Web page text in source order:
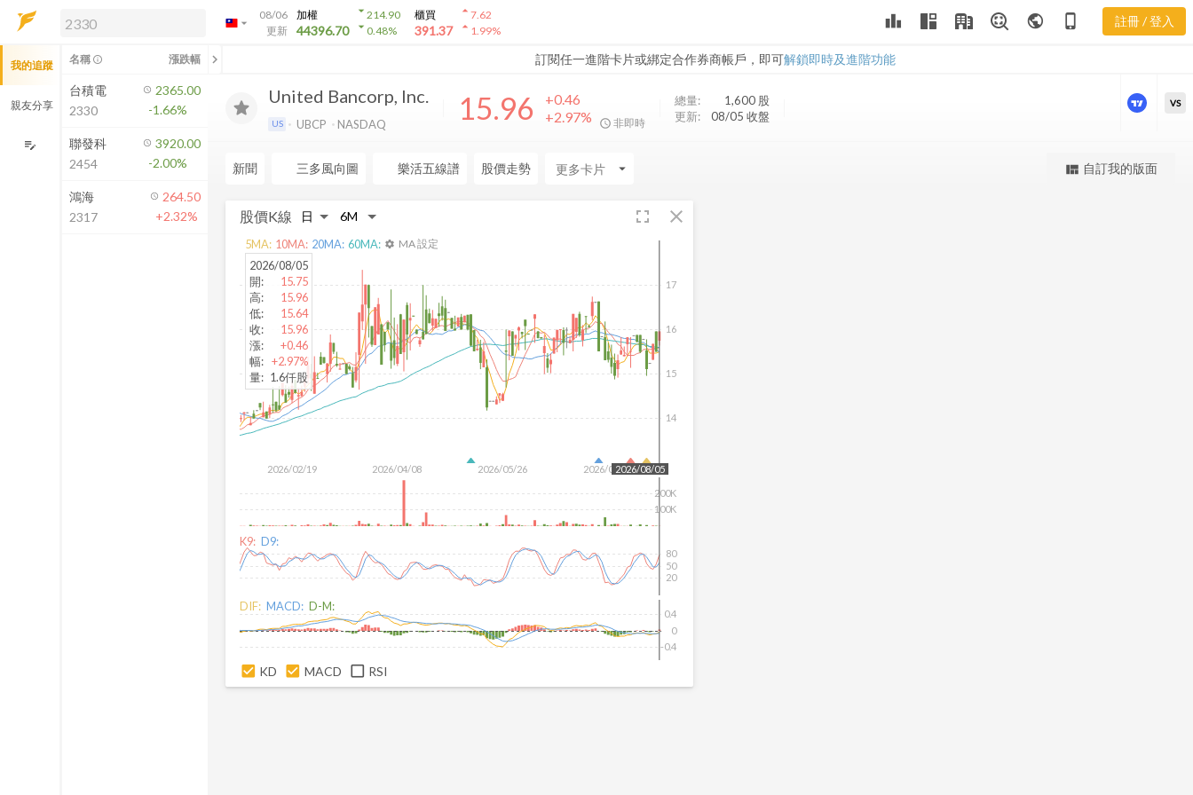
arrow_drop_down
08/06
更新
加權
44396.70
arrow_drop_down214.90
arrow_drop_down0.48%
櫃買
391.37
arrow_drop_up7.62
arrow_drop_up1.99% leaderboard public phone_iphone 註冊 / 登入
訂閱任一進階卡片或綁定合作券商帳戶，即可解鎖即時及進階功能
解鎖即時行情及進階功能
方案」，即可解鎖以下功能：
即時行情
即時市況與排行
成交金額熱力圖
前往方案訂閱
如何綁定合作券商
線
United Bancorp, Inc.
US UBCP NASDAQ 15.96
+0.46
+2.97%
非即時
總量: 1,600 股
更新:
08/05 收盤
更強大的進階價量圖表
VS
新聞 三多風向圖 樂活五線譜 股價走勢 arrow_drop_down view_quilt 自訂我的版面
股價K線 fullscreen close
2026/02/19 2026/04/08 2026/05/26 2026/07/14
14
15
16
17
2026/08/05
100K
200K
2026/08/05
開:
15.75
高:
15.96
低:
15.64
收:
15.96
漲:
+0.46
幅: +2.97%
量: 1.6仟股
5MA: 10MA: 20MA: 60MA: settings MA 設定
K9: D9:
20
50
80
DIF: MACD: D-M:
-0.4
0
0.4
KD MACD RSI
我的追蹤
親友分享
edit_note
名稱 info_outline 漲跌幅 chevron_left
台積電
2330
2365.00
-1.66%
聯發科
2454
3920.00
-2.00%
鴻海
2317
264.50
+2.32%